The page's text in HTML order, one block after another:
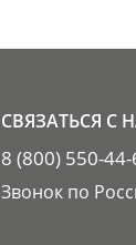
СВЯЗАТЬСЯ С
8 (800) 550-
Звонок по